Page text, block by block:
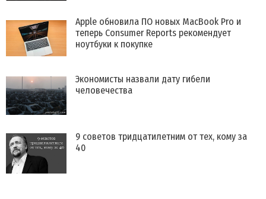
Apple обновила ПО новых MacBook Pro и
теперь Consumer Reports рекомендует
ноутбуки к покупке
Экономисты назвали дату гибели
человечества
9 советов тридцатилетним от тех, кому за
40